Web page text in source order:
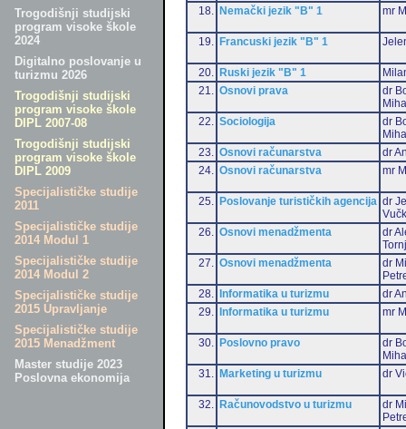
Trogodišnji studijski
program visoke škole
2024
Digitalno poslovanje u
turizmu 2026
Trogodišnji studijski
program visoke škole
DIPL 2007-08
Trogodišnji studijski
program visoke škole
DIPL 2009
Specijalističke studije
2011
Specijalističke studije
2014 Modul 1
Specijalističke studije
2014 Modul 2
Specijalističke studije
2015 Upravljanje
Specijalističke studije
2015 Menadžment
Master studije 2023
Poslovna ekonomija
18.
Nemački jezik "B" 1 mr
19. Francuski jezik "B" 1
20. Ruski jezik "B" 1
21.
Osnovi prava
dr
22.
Sociologija
dr
23.
Osnovi računarstva
dr
24.
Osnovi računarstva mr
25. Poslovanje turističkih agencija dr
26.
Osnovi menadžmenta
dr
27.
Osnovi menadžmenta
dr
28.
Informatika u turizmu
dr
29.
Informatika u turizmu mr
30. Poslovno pravo
dr
31.
Marketing u turizmu dr
32. Računovodstvo u turizmu
dr